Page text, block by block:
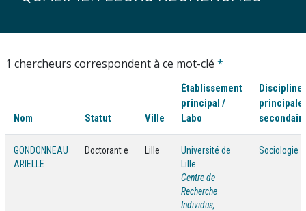
1 chercheurs correspondent à ce mot-clé *
Nom Statut Ville
Établissement
principal /
Labo
principale
GONDONNEAU
ARIELLE
Doctorant·e Lille
Université de
Lille
Centre de
Recherche
Individus,
Sociologie